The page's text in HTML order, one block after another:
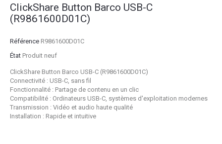
ClickShare Button Barco USB-C
(R9861600D01C)
Référence R9861600D01C
État Produit neuf
ClickShare Button Barco USB-C (R9861600D01C)
Connectivité : USB-C, sans fil
Fonctionnalité : Partage de contenu en un clic
Compatibilité : Ordinateurs USB-C, systèmes d'exploitation modernes
Transmission : Vidéo et audio haute qualité
Installation : Rapide et intuitive